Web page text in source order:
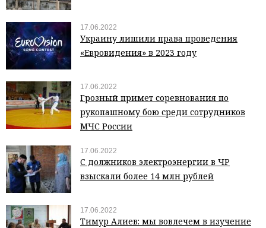
17.06.2022
Украину лишили права проведения
«Евровидения» в 2023 году
17.06.2022
Грозный примет соревнования по
рукопашному бою среди сотрудников
МЧС России
17.06.2022
С должников электроэнергии в ЧР
взыскали более 14 млн рублей
17.06.2022
Тимур Алиев: мы вовлечем в изучение